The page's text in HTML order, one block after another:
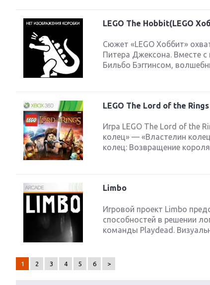
LEGO The Hobbit(LEGO
Сюжет «LEGO Хоббит»
Питера Джексона. Вместе
Бильбо Бэггинсом,
LEGO The Lord of the Rings
Игра LEGO The Lord of the
колец» — «Властелин
колец: Возвращение
Limbo
Игровой проект Limbo
способностей в решении
команды Playdead.
1 2 3 4 5 6 >